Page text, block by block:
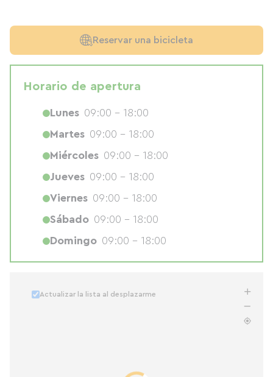
Actualizar la lista al desplazarme
Reservar una bicicleta
Horario de apertura
Lunes 09:00 - 18:00
Martes 09:00 - 18:00
Miércoles 09:00 - 18:00
Jueves 09:00 - 18:00
Viernes 09:00 - 18:00
Sábado 09:00 - 18:00
Domingo 09:00 - 18:00